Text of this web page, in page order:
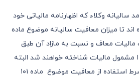
وکلاء که اظهارنامه مالیاتی خود
اند تا میزان معافیت سالیانه موضوع ماده
مالیات معاف و نسبت به مازاد آن طبق
نرخهای مندرج در ماده ۱۳۱ مشمول مالیات شناخته خواهند شد البته
لازم به توضیح است که شرط استفاده از معافیت موضوع ماده ۱۰۱